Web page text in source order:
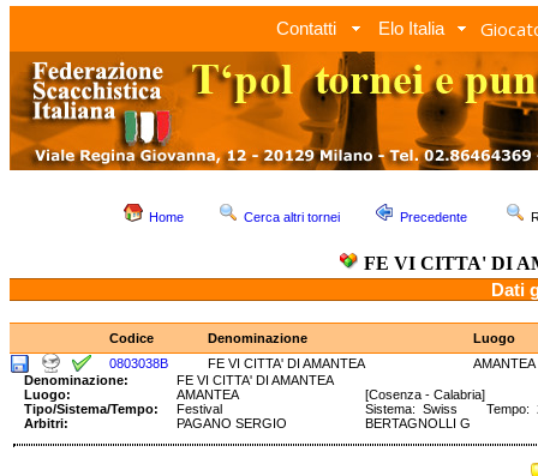
Contatti Elo Italia
Home Cerca altri tornei Precedente
FE VI CITTA' DI
Dati
Codice Denominazione
Luogo
0803038B
FE VI CITTA' DI AMANTEA
AMANTEA
Denominazione:
FE VI CITTA' DI AMANTEA
Luogo:
AMANTEA
[Cosenza - Calabria]
Tipo/Sistema/Tempo:
Festival
Sistema: Swiss Tempo:
Arbitri:
PAGANO SERGIO BERTAGNOLLI G